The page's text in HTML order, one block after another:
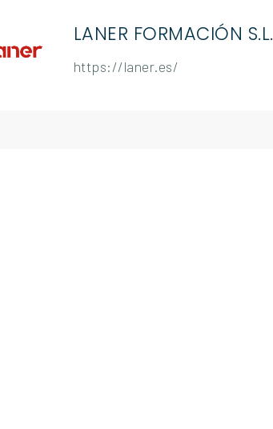
LANER FORMACIÓN S.L.
https://laner.es/